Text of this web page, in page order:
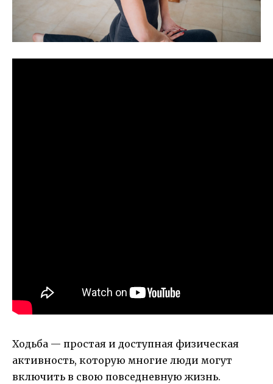
Ходьба — простая и доступная физическая
активность, которую многие люди могут
включить в свою повседневную жизнь.